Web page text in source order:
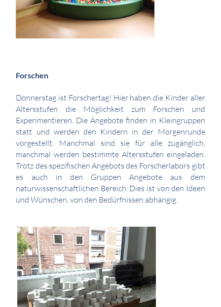
Forschen
Donnerstag ist Forschertag! Hier haben die Kinder aller
Altersstufen die Möglichkeit zum Forschen und
Experimentieren. Die Angebote finden in Kleingruppen
statt und werden den Kindern in der Morgenrunde
vorgestellt. Manchmal sind sie für alle zugänglich,
manchmal werden bestimmte Altersstufen eingeladen.
Trotz des spezifischen Angebots des Forscherlabors gibt
es auch in den Gruppen Angebote aus dem
naturwissenschaftlichen Bereich. Dies ist von den Ideen
und Wünschen, von den Bedürfnissen abhängig.